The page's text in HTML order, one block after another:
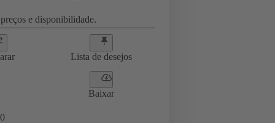
e disponibilidade.
Lista de desejos
Baixar
0